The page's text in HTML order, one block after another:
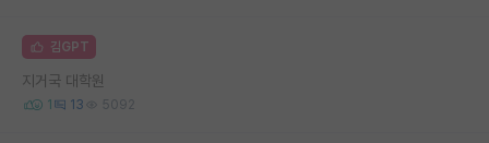
김GPT
지거국 대학원
1 13 5092